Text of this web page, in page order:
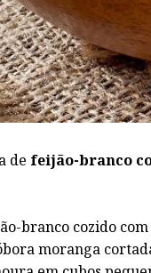
de feijão-branco
branco cozido
moranga